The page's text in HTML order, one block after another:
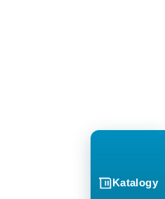
Katalogy